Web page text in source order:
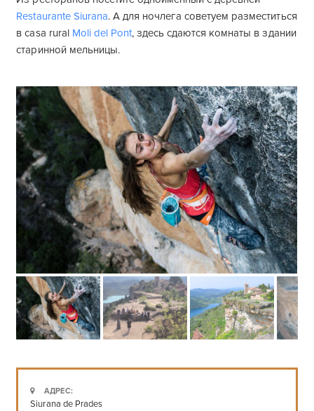
Restaurante Siurana. А для ночлега советуем разместиться
в casa rural Moli del Pont, здесь сдаются комнаты в здании
старинной мельницы.
АДРЕС:
Siurana de Prades